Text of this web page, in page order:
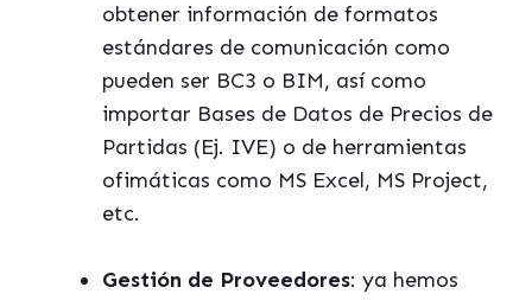
obtener información de formatos
estándares de comunicación como
pueden ser BC3 o BIM, así como
importar Bases de Datos de Precios de
Partidas (Ej. IVE) o de herramientas
ofimáticas como MS Excel, MS Project,
etc.
Gestión de Proveedores: ya hemos